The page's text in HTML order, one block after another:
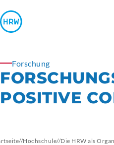
Forschung
POSITIVE
//Hochschule//Die HRW als